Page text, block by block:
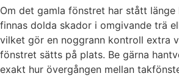
Om det gamla fönstret har stått länge
finnas dolda skador i omgivande trä
vilket gör en noggrann kontroll extra
fönstret sätts på plats. Be gärna
exakt hur övergången mellan